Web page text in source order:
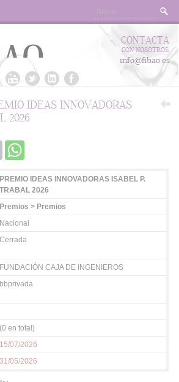
CONTACTA
CON NOSOTROS
info@fibao.es
IDEAS INNOVADORAS
2026
Email
PREMIO IDEAS INNOVADORAS ISABEL P.
TRABAL 2026
Premios > Premios
Nacional
Cerrada
FUNDACIÓN CAJA DE INGENIEROS
bbprivada
(0 en total)
15/07/2026
31/05/2026